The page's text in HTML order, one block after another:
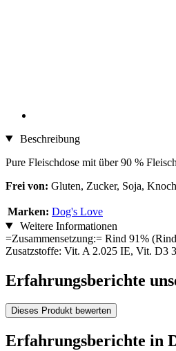
Beschreibung
Pure Fleischdose mit über 90 %
Frei von: Gluten, Zucker, Soja,
Marken: Dog's Love
Weitere Informationen
=Zusammensetzung:= Rind 91%
Zusatzstoffe: Vit. A 2.025 IE, Vit. D3
Erfahrungsberichte
Dieses Produkt bewerten
Erfahrungsberichte in